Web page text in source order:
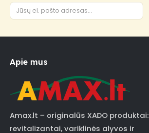
Apie mus
Amax.lt – originalūs XADO produktai:
revitalizantai, variklinės alyvos ir